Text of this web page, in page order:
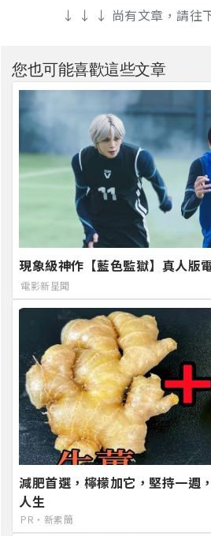
↓ ↓ ↓ 尚有文章，請往
您也可能喜歡這些文章
現象級神作【藍色監獄】真人版
電影新星聞
減肥首選，檸檬加它，堅持一週
人生
PR・新素簡